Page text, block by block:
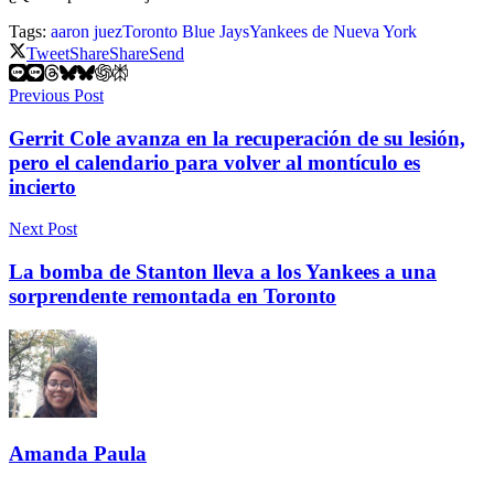
Tags: aaron juezToronto Blue JaysYankees de Nueva York
TweetShareShareSend
Previous Post
Gerrit Cole avanza en la recuperación de su lesión,
pero el calendario para volver al montículo es
incierto
Next Post
La bomba de Stanton lleva a los Yankees a una
sorprendente remontada en Toronto
Amanda Paula